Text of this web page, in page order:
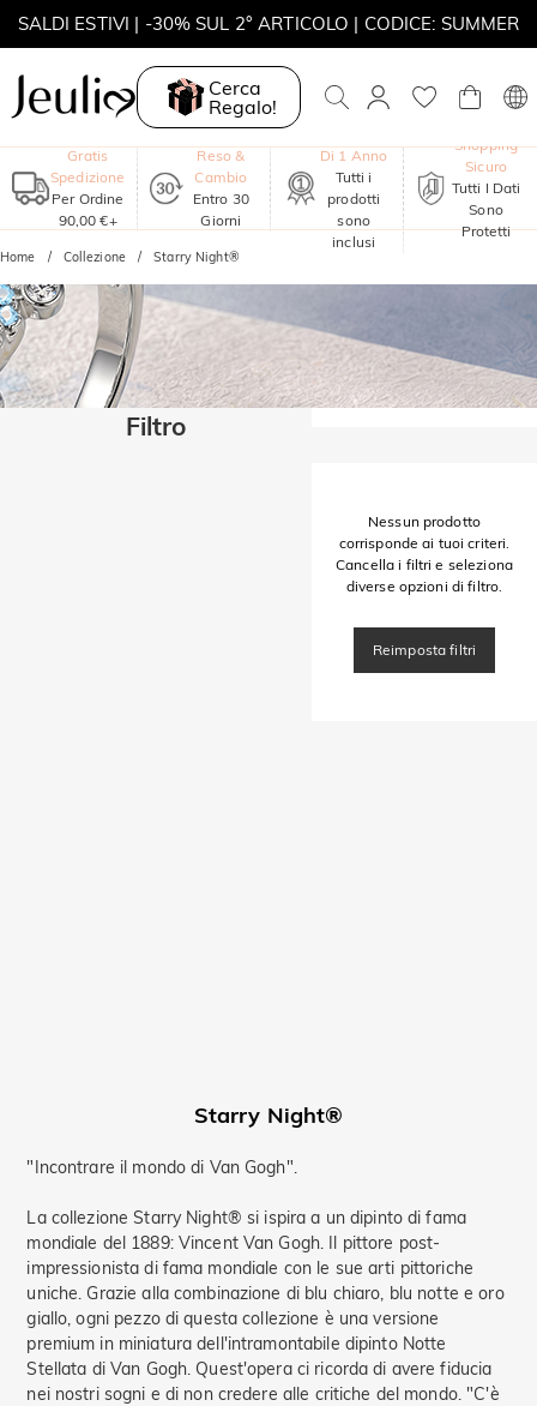
SALDI ESTIVI | -30% SUL 2° ARTICOLO | CODICE: SUMMER
MOVE MY WAY | ACQUISTA 3, COLLANA IN REGALO
Cerca
Regalo!
Gratis
Spedizione
Per Ordine
90,00 €+
Reso &
Cambio
Entro 30
Giorni
Di 1 Anno
Tutti i
prodotti
sono
inclusi
Shopping
Sicuro
Tutti I Dati
Sono
Protetti
Home Collezione Starry Night®
Filtro
Nessun prodotto
corrisponde ai tuoi criteri.
Cancella i filtri e seleziona
diverse opzioni di filtro.
Reimposta filtri
Starry Night®
"Incontrare il mondo di Van Gogh".
La collezione Starry Night® si ispira a un dipinto di fama
mondiale del 1889: Vincent Van Gogh. Il pittore post-
impressionista di fama mondiale con le sue arti pittoriche
uniche. Grazie alla combinazione di blu chiaro, blu notte e oro
giallo, ogni pezzo di questa collezione è una versione
premium in miniatura dell'intramontabile dipinto Notte
Stellata di Van Gogh. Quest'opera ci ricorda di avere fiducia
nei nostri sogni e di non credere alle critiche del mondo. "C'è